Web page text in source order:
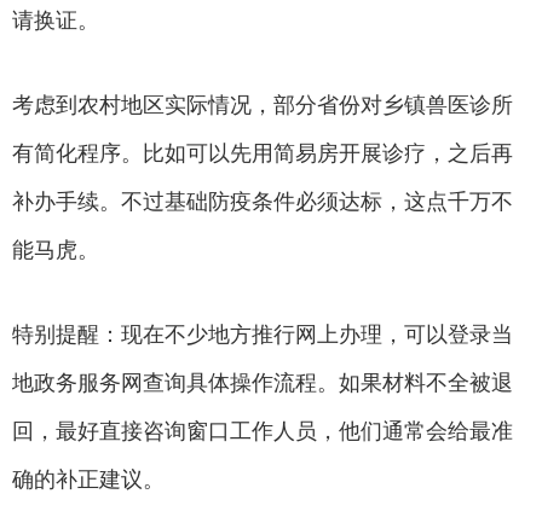
请换证。
考虑到农村地区实际情况，部分省份对乡镇兽医诊所
有简化程序。比如可以先用简易房开展诊疗，之后再
补办手续。不过基础防疫条件必须达标，这点千万不
能马虎。
特别提醒：现在不少地方推行网上办理，可以登录当
地政务服务网查询具体操作流程。如果材料不全被退
回，最好直接咨询窗口工作人员，他们通常会给最准
确的补正建议。